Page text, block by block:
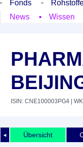
Fonds
News
Wissen
ISIN: CNE100003PG4 |
◄ Übersicht